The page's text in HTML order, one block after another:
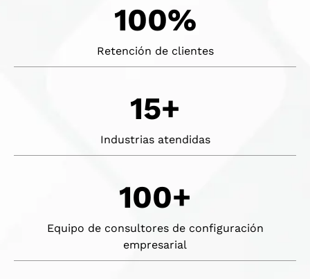
100%
Retención de clientes
15+
Industrias atendidas
100+
Equipo de consultores de configuración
empresarial